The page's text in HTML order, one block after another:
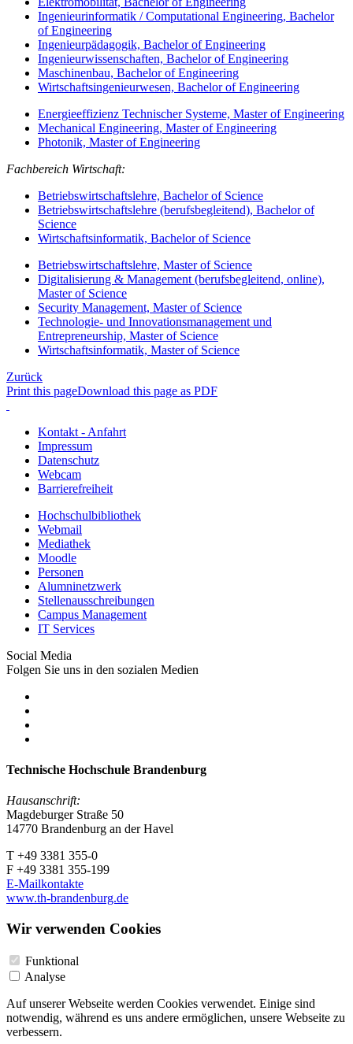
Ingenieurinformatik / Computational Engineering, Bachelor
of Engineering
Ingenieurpädagogik, Bachelor of Engineering
Ingenieurwissenschaften, Bachelor of Engineering
Maschinenbau, Bachelor of Engineering
Wirtschaftsingenieurwesen, Bachelor of Engineering
Energieeffizienz Technischer Systeme, Master of Engineering
Mechanical Engineering, Master of Engineering
Photonik, Master of Engineering
Fachbereich Wirtschaft:
Betriebswirtschaftslehre, Bachelor of Science
Betriebswirtschaftslehre (berufsbegleitend), Bachelor of
Science
Wirtschaftsinformatik, Bachelor of Science
Betriebswirtschaftslehre, Master of Science
Digitalisierung & Management (berufsbegleitend, online),
Master of Science
Security Management, Master of Science
Technologie- und Innovationsmanagement und
Entrepreneurship, Master of Science
Wirtschaftsinformatik, Master of Science
Zurück
Print this pageDownload this page as PDF
Kontakt - Anfahrt
Impressum
Datenschutz
Webcam
Barrierefreiheit
Hochschulbibliothek
Webmail
Mediathek
Moodle
Personen
Alumninetzwerk
Stellenausschreibungen
Campus Management
IT Services
Social Media
Folgen Sie uns in den sozialen Medien
Technische Hochschule Brandenburg
Hausanschrift:
Magdeburger Straße 50
14770 Brandenburg an der Havel
T +49 3381 355-0
F +49 3381 355-199
E-Mailkontakte
www.th-brandenburg.de
Wir verwenden Cookies
Funktional
Analyse
Auf unserer Webseite werden Cookies verwendet. Einige sind
notwendig, während es uns andere ermöglichen, unsere Webseite zu
verbessern.